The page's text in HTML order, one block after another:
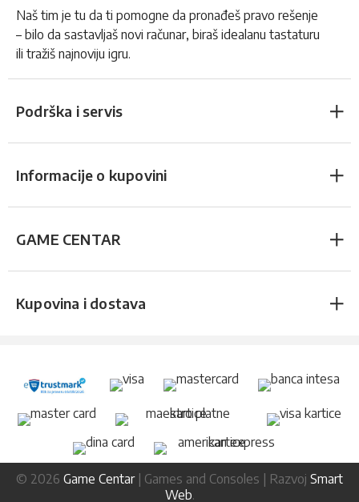
Naš tim je tu da ti pomogne da pronađeš pravo rešenje
– bilo da sastavljaš novi računar, biraš idealanu tastaturu
ili tražiš najnoviju igru.
Podrška i servis
Informacije o kupovini
GAME CENTAR
Kupovina i dostava
© 2026 Game Centar| Games and Consoles | Razvoj Smart
Web.